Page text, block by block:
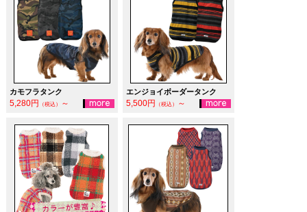
カモフラタンク
5,280円 （税込） ～
エンジョイボーダータンク
5,500円 （税込） ～